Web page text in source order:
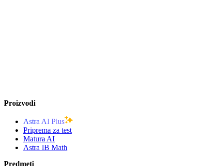
Proizvodi
Astra AI Plus
Priprema za test
Matura AI
Astra IB Math
Predmeti